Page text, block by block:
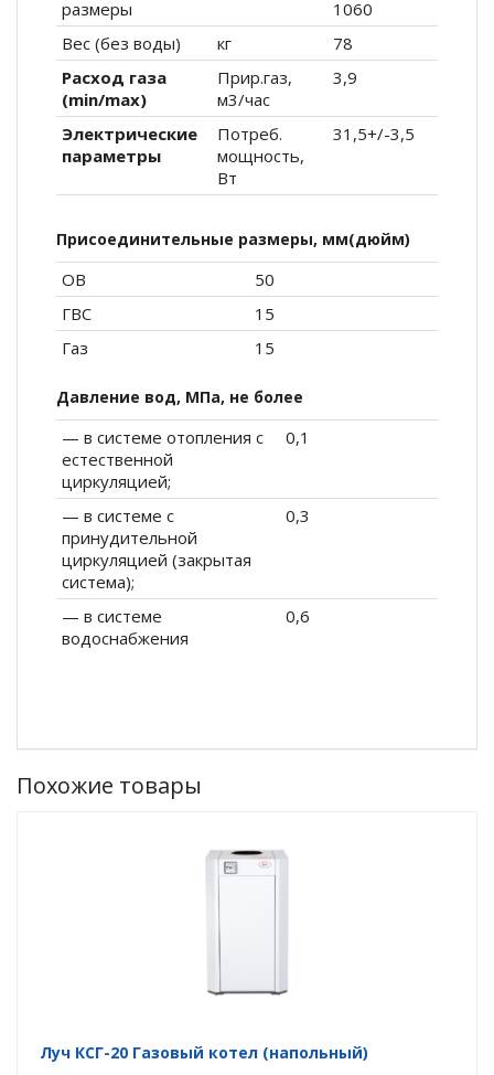
размеры
1060
Вес (без воды)
кг
78
Расход газа
(min/max)
Прир.газ,
м3/час
3,9
Электрические
параметры
Потреб.
мощность,
Вт
31,5+/-3,5
Присоединительные размеры, мм(дюйм)
ОВ
50
ГВС
15
Газ
15
Давление вод, МПа, не более
— в системе отопления с
естественной
циркуляцией;
0,1
— в системе с
принудительной
циркуляцией (закрытая
система);
0,3
— в системе
водоснабжения
0,6
Похожие товары
Луч КСГ-20 Газовый котел (напольный)